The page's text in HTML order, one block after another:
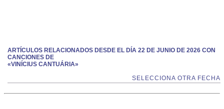
ARTÍCULOS RELACIONADOS DESDE EL DÍA 22 DE JUNIO DE 2026 CON
CANCIONES DE
«VINÍCIUS CANTUÁRIA»
SELECCIONA OTRA FECHA